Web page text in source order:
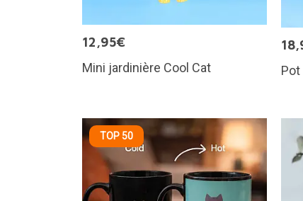
12,95€
Mini jardinière Cool Cat
TOP 50